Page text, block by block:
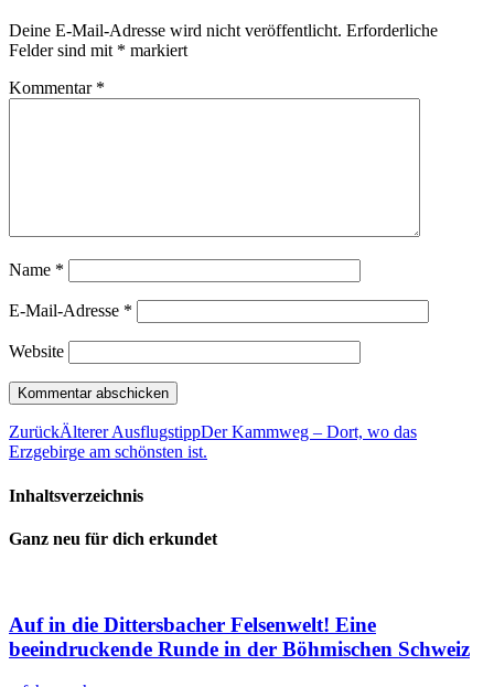
Deine E-Mail-Adresse wird nicht veröffentlicht. Erforderliche
Felder sind mit * markiert
Kommentar *
Name *
E-Mail-Adresse *
Website
ZurückÄlterer AusflugstippDer Kammweg – Dort, wo das
Erzgebirge am schönsten ist.
Inhaltsverzeichnis
Ganz neu für dich erkundet
Auf in die Dittersbacher Felsenwelt! Eine
beeindruckende Runde in der Böhmischen Schweiz